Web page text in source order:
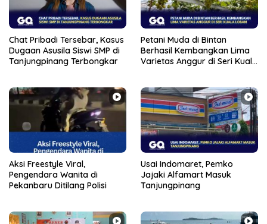
Chat Pribadi Tersebar, Kasus
Dugaan Asusila Siswi SMP di
Tanjungpinang Terbongkar
Petani Muda di Bintan
Berhasil Kembangkan Lima
Varietas Anggur di Seri Kuala
Aksi Freestyle Viral,
Pengendara Wanita di
Pekanbaru Ditilang Polisi
Usai Indomaret, Pemko
Jajaki Alfamart Masuk
Tanjungpinang